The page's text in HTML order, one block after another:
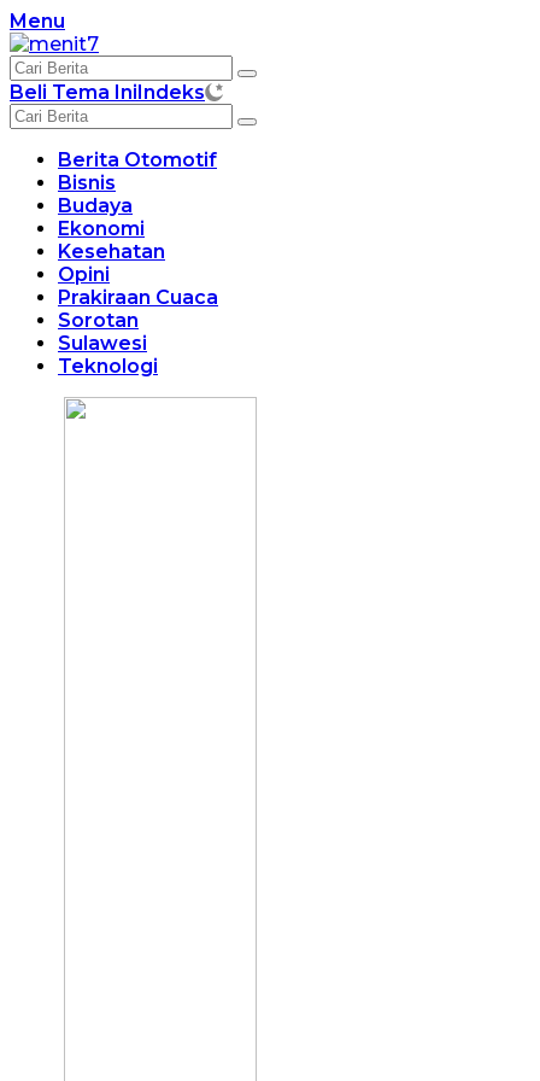
Langsung
ke
konten
Menu
Beli Tema IniIndeks
Berita Otomotif
Bisnis
Budaya
Ekonomi
Kesehatan
Opini
Prakiraan Cuaca
Sorotan
Sulawesi
Teknologi